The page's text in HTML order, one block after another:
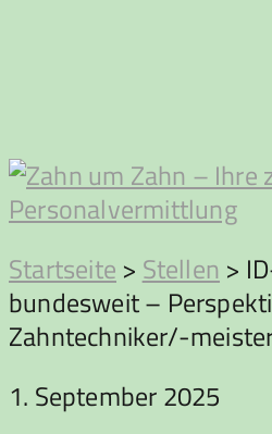
Zahn
um
Zahn
Startseite > Stellen >
bundesweit –
Zahntechniker/-
1. September 2025